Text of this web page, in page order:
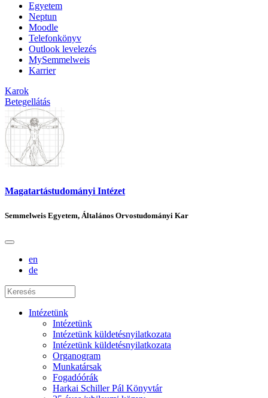
Egyetem
Neptun
Moodle
Telefonkönyv
Outlook levelezés
MySemmelweis
Karrier
Karok
Betegellátás
Magatartástudományi Intézet
Semmelweis Egyetem, Általános Orvostudományi Kar
en
de
Intézetünk
Intézetünk
Intézetünk küldetésnyilatkozata
Intézetünk küldetésnyilatkozata
Organogram
Munkatársak
Fogadóórák
Harkai Schiller Pál Könyvtár